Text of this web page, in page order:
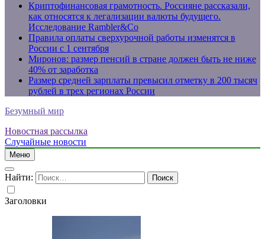
Криптофинансовая грамотность. Россияне рассказали,
как относятся к легализации валюты будущего.
Исследование Rambler&Co
Правила оплаты сверхурочной работы изменятся в
России с 1 сентября
Миронов: размер пенсий в стране должен быть не ниже
40% от заработка
Размер средней зарплаты превысил отметку в 200 тысяч
рублей в трех регионах России
Безумный мир
Новостная рассылка
Случайные новости
Меню
Найти:
Заголовки